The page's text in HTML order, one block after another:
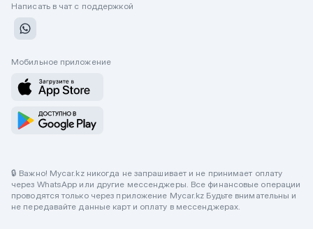
Написать в чат с поддержкой
Мобильное приложение
🔒 Важно! Mycar.kz никогда не запрашивает и не принимает оплату
через WhatsApp или другие мессенджеры. Все финансовые операции
проводятся только через приложение Mycar.kz Будьте внимательны и
не передавайте данные карт и оплату в мессенджерах.